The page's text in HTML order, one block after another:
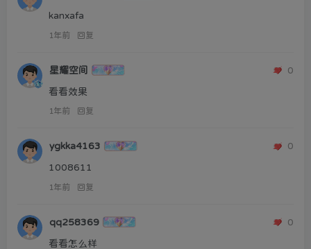
kanxafa
1年前 回复
星耀空间 0
看看效果
1年前 回复
ygkka4163 0
1008611
1年前 回复
qq258369 0
看看怎么样